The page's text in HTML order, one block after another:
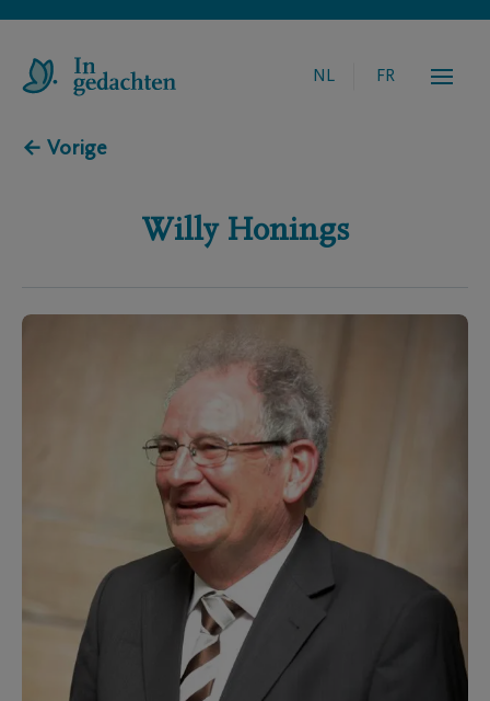
NL FR
← Vorige
Willy Honings